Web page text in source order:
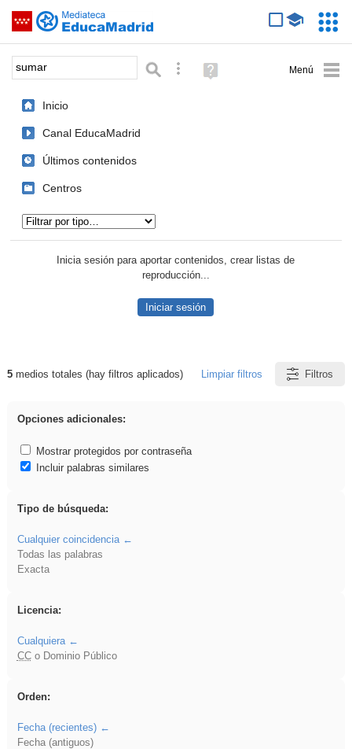
Saltar navegación
Palabra o frase: Búsqueda avanzada
Ayuda
(en
Inicio
Canal EducaMadrid
Últimos contenidos
Centros
Inicia sesión para aportar contenidos, crear listas de
reproducción...
Iniciar sesión
Resultados de: sumar
5medios totales (hay filtros aplicados) Limpiar filtros Filtros
Opciones adicionales:
Mostrar protegidos por contraseña
Incluir palabras similares
Tipo de búsqueda:
Cualquier coincidencia
Todas las palabras
Exacta
Licencia:
Cualquiera
CCo Dominio Público
Orden:
Fecha (recientes)
Fecha (antiguos)